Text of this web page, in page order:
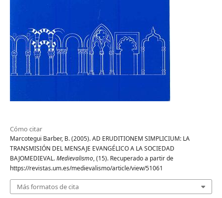
Cómo citar
Marcotegui Barber, B. (2005). AD ERUDITIONEM SIMPLICIUM: LA
TRANSMISIÓN DEL MENSAJE EVANGÉLICO A LA SOCIEDAD
BAJOMEDIEVAL.Medievalismo, (15). Recuperado a partir de
https://revistas.um.es/medievalismo/article/view/51061
Más formatos de cita